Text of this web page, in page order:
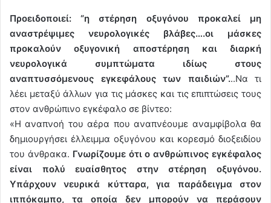
Προειδοποιεί: “η στέρηση οξυγόνου προκαλεί μη
αναστρέψιμες νευρολογικές βλάβες….οι μάσκες
προκαλούν οξυγονική αποστέρηση και διαρκή
νευρολογικά συμπτώματα ιδίως στους
αναπτυσσόμενους εγκεφάλους των παιδιών”...Να τι
λέει μεταξύ άλλων για τις μάσκες και τις επιπτώσεις τους
στον ανθρώπινο εγκέφαλο σε βίντεο:
«Η αναπνοή του αέρα που αναπνέουμε αναμφίβολα θα
δημιουργήσει έλλειμμα οξυγόνου και κορεσμό διοξειδίου
του άνθρακα. Γνωρίζουμε ότι ο ανθρώπινος εγκέφαλος
είναι πολύ ευαίσθητος στην στέρηση οξυγόνου.
Υπάρχουν νευρικά κύτταρα, για παράδειγμα στον
ιππόκαμπο, τα οποία δεν μπορούν να περάσουν